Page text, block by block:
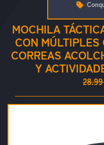
MOCHILA
CON MÚLTIPLES
CORREAS
Y